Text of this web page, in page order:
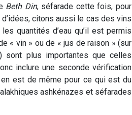
Beth Din, séfarade cette fois, pour
citons aussi le cas des vins
quantités d’eau qu’il est permis
« vin » ou de « jus de raison » (sur
plus importantes que celles
inclure une seconde vérification
est de même pour ce qui est du
ashkénazes et séfarades